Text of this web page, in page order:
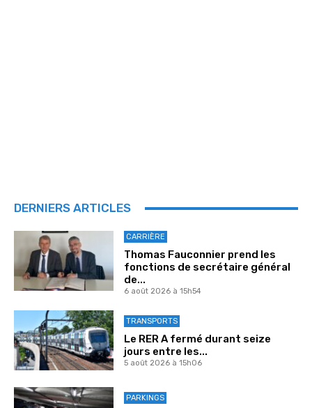
DERNIERS ARTICLES
CARRIÈRE
Thomas Fauconnier prend les
fonctions de secrétaire général
de...
6 août 2026 à 15h54
TRANSPORTS
Le RER A fermé durant seize
jours entre les...
5 août 2026 à 15h06
PARKINGS